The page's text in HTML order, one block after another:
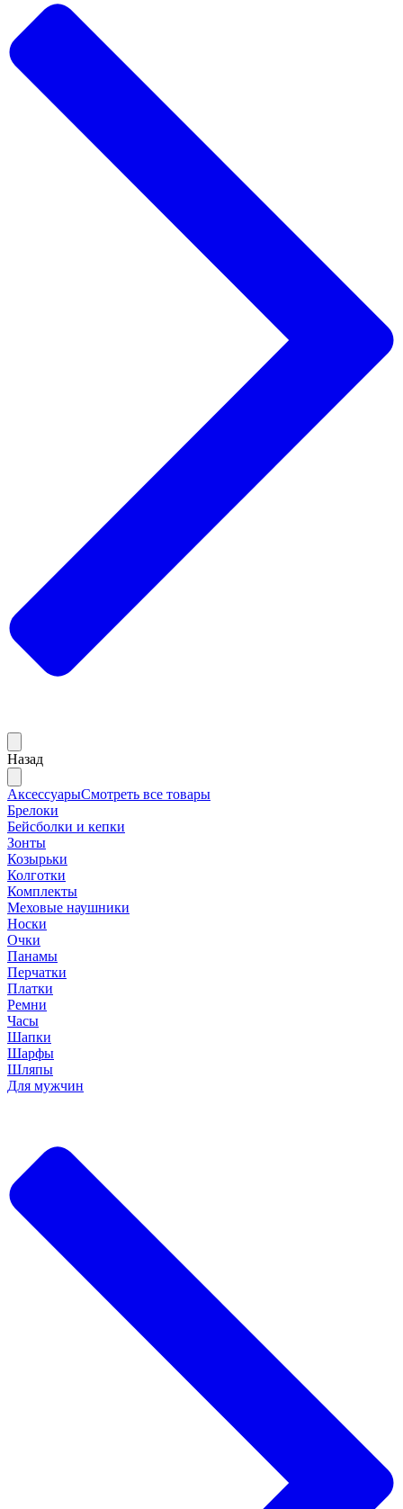
Назад
АксессуарыСмотреть все товары
Брелоки
Бейсболки и кепки
Зонты
Козырьки
Колготки
Комплекты
Меховые наушники
Носки
Очки
Панамы
Перчатки
Платки
Ремни
Часы
Шапки
Шарфы
Шляпы
Для мужчин